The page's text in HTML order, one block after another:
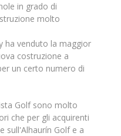
in grado di
molto
ha venduto la maggior
costruzione a
un certo numero di
Golf sono molto
che per gli acquirenti
sull'Alhaurín Golf e a